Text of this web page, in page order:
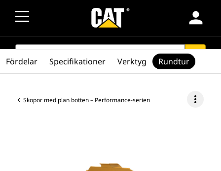
person
SEARCH search
Skopor med plan botten – Performance-serien more_vert
Fördelar Specifikationer Verktyg Rundtur